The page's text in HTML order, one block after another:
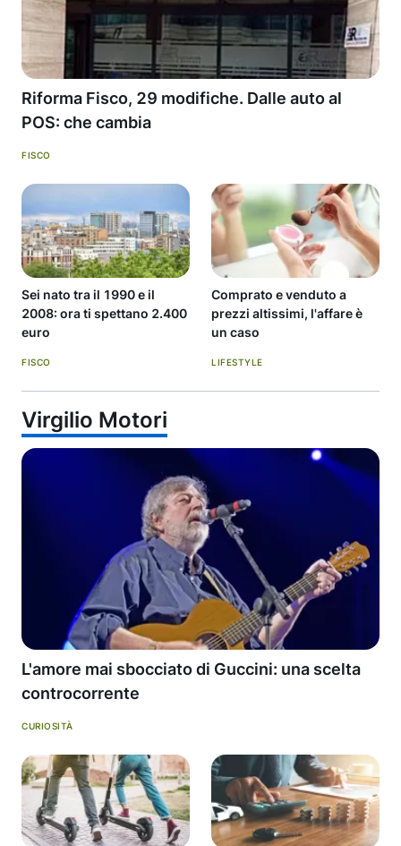
Riforma Fisco, 29 modifiche. Dalle auto al
POS: che cambia
FISCO
Sei nato tra il 1990 e il
2008: ora ti spettano 2.400
euro
FISCO
Comprato e venduto a
prezzi altissimi, l'affare è
un caso
LIFESTYLE
Virgilio Motori
L'amore mai sbocciato di Guccini: una scelta
controcorrente
CURIOSITÀ